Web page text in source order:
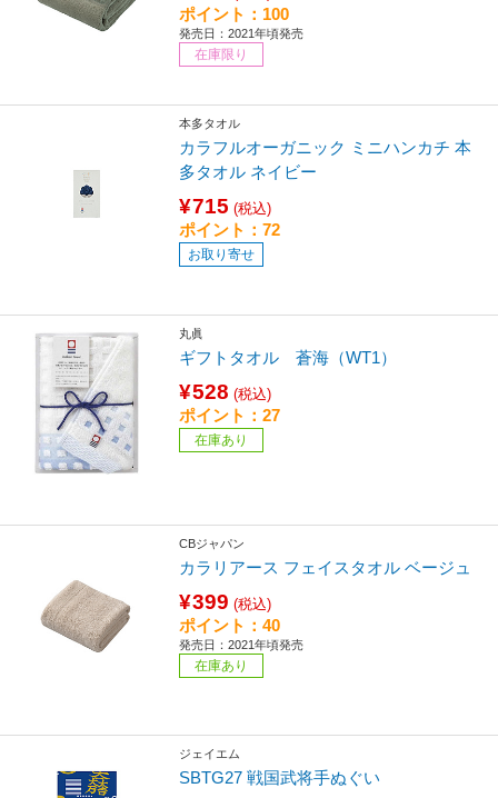
ポイント：100
発売日：2021年頃発売
在庫限り
本多タオル
カラフルオーガニック ミニハンカチ 本
多タオル ネイビー
¥715 (税込)
ポイント：72
お取り寄せ
丸眞
ギフトタオル 蒼海（WT1）
¥528 (税込)
ポイント：27
在庫あり
CBジャパン
カラリアース フェイスタオル ベージュ
¥399 (税込)
ポイント：40
発売日：2021年頃発売
在庫あり
ジェイエム
SBTG27 戦国武将手ぬぐい